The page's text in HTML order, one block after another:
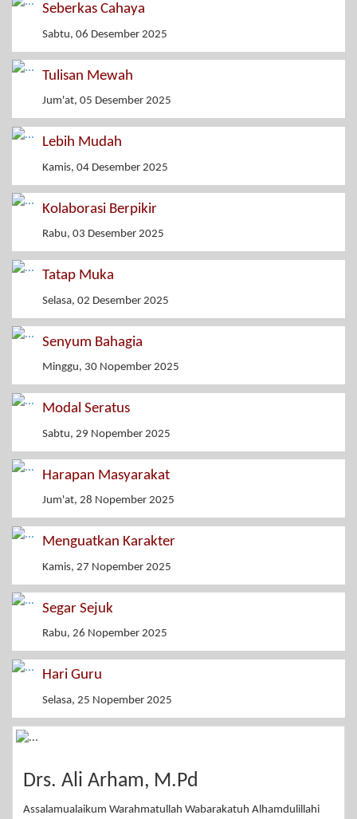
Seberkas Cahaya
Sabtu, 06 Desember 2025
Tulisan Mewah
Jum'at, 05 Desember 2025
Lebih Mudah
Kamis, 04 Desember 2025
Kolaborasi Berpikir
Rabu, 03 Desember 2025
Tatap Muka
Selasa, 02 Desember 2025
Senyum Bahagia
Minggu, 30 Nopember 2025
Modal Seratus
Sabtu, 29 Nopember 2025
Harapan Masyarakat
Jum'at, 28 Nopember 2025
Menguatkan Karakter
Kamis, 27 Nopember 2025
Segar Sejuk
Rabu, 26 Nopember 2025
Hari Guru
Selasa, 25 Nopember 2025
Drs. Ali Arham, M.Pd
Assalamualaikum Warahmatullah Wabarakatuh Alhamdulillahi